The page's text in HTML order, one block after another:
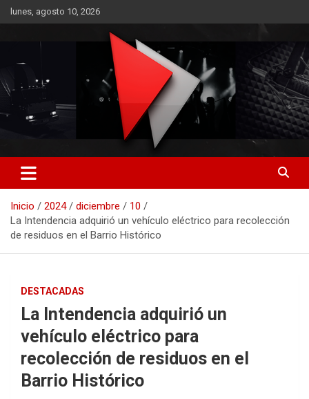
Saltar
al
lunes, agosto 10, 2026
RO CONTENIDOS
Inicio 2024 diciembre
10
La Intendencia adquirió un vehículo eléctrico para recolección
de residuos en el Barrio Histórico
DESTACADAS
La Intendencia adquirió un
vehículo eléctrico para
recolección de residuos en el
Barrio Histórico